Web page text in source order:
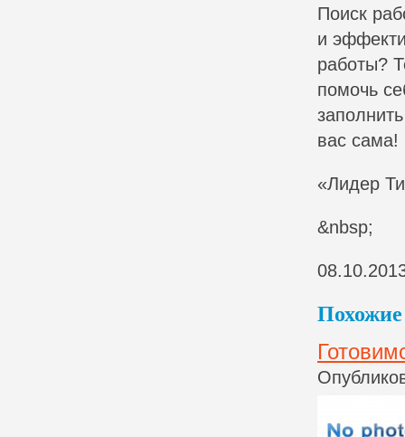
Поиск
и
работы?
помочь
вас сама!
«Лидер
&nbsp;
Похожие